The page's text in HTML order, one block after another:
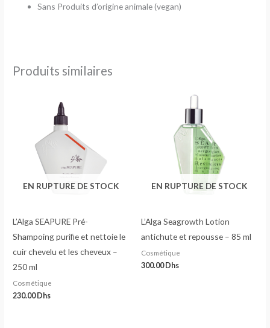
Sans Produits d’origine animale (vegan)
Produits similaires
EN RUPTURE DE STOCK
L’Alga SEAPURE Pré-
Shampoing purifie et nettoie le
cuir chevelu et les cheveux –
250 ml
Cosmétique
230.00Dhs
EN RUPTURE DE STOCK
L’Alga Seagrowth Lotion
antichute et repousse – 85 ml
Cosmétique
300.00Dhs